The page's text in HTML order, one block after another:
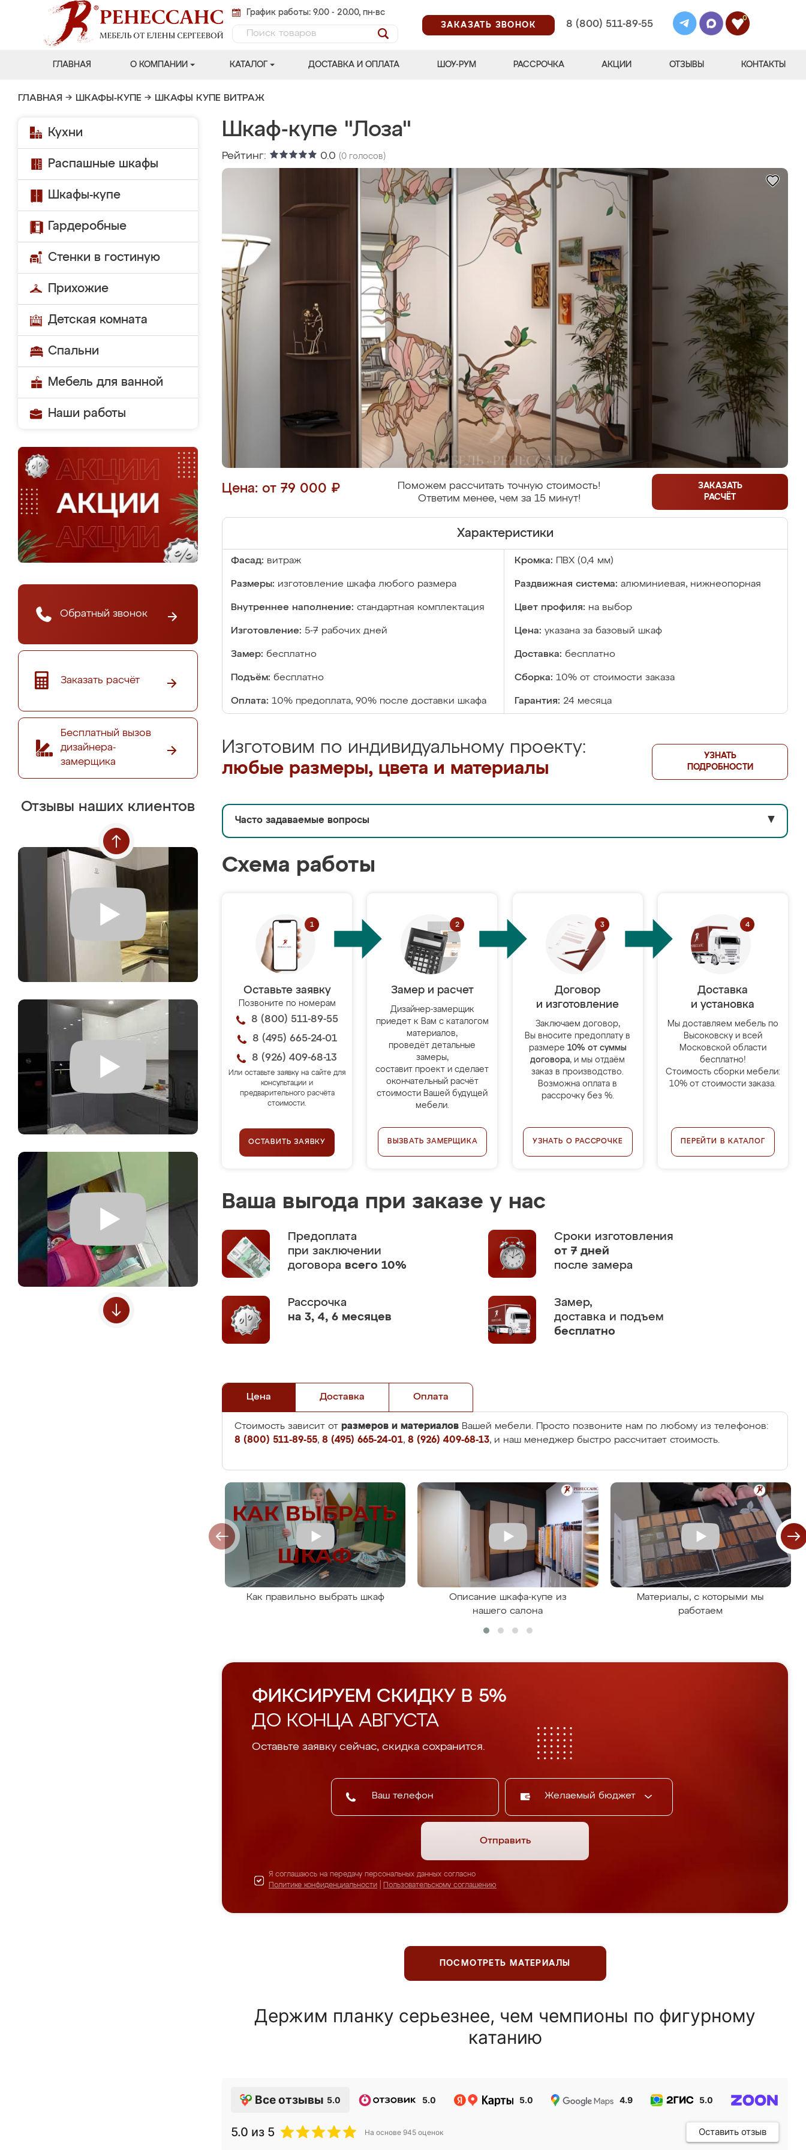
График работы: 9.00 - 20.00, пн-вс
ЗАКАЗАТЬ ЗВОНОК
8 (800) 511-89-55
0
ГЛАВНАЯ О КОМПАНИИ КАТАЛОГ ДОСТАВКА И ОПЛАТА ШОУ-РУМ РАССРОЧКА АКЦИИ ОТЗЫВЫ КОНТАКТЫ
ГЛАВНАЯ → ШКАФЫ-КУПЕ → ШКАФЫ КУПЕ ВИТРАЖ
Кухни
Распашные шкафы
Шкафы-купе
Гардеробные
Стенки в гостиную
Прихожие
Детская комната
Спальни
Мебель для ванной
Наши работы
Обратный звонок
Заказать расчёт
Бесплатный вызов
дизайнера-
замерщика
Отзывы наших клиентов
Шкаф-купе "Лоза"
Рейтинг: 0.0 (0 голосов)
Цена: от 79 000 ₽
Поможем рассчитать точную стоимость!
Ответим менее, чем за 15 минут!
ЗАКАЗАТЬ
РАСЧЁТ
Характеристики
Фасад: витраж Кромка: ПВХ (0,4 мм)
Размеры: изготовление шкафа любого размера Раздвижная система: алюминиевая, нижнеопорная
Внутреннее наполнение: стандартная комплектация Цвет профиля: на выбор
Изготовление: 5-7 рабочих дней Цена: указана за базовый шкаф
Замер: бесплатно Доставка: бесплатно
Подъём: бесплатно Сборка: 10% от стоимости заказа
Оплата: 10% предоплата, 90% после доставки шкафа Гарантия: 24 месяца
Изготовим по индивидуальному проекту:
любые размеры, цвета и материалы
УЗНАТЬ
ПОДРОБНОСТИ
Часто задаваемые вопросы ▼
Схема работы
Оставьте заявку
Позвоните по номерам
8 (800) 511-89-55
8 (495) 665-24-01
8 (926) 409-68-13
Или оставьте заявку на сайте для
консультации и
предварительного расчёта
стоимости.
ОСТАВИТЬ ЗАЯВКУ
Замер и расчет
Дизайнер-замерщик
приедет к Вам с каталогом
материалов,
проведёт детальные
замеры,
составит проект и сделает
окончательный расчёт
стоимости Вашей будущей
мебели.
ВЫЗВАТЬ ЗАМЕРЩИКА
Договор
и изготовление
Заключаем договор,
Вы вносите предоплату в
размере 10% от суммы
договора, и мы отдаём
заказ в производство.
Возможна оплата в
рассрочку без %.
УЗНАТЬ О РАССРОЧКЕ
Доставка
и установка
Мы доставляем мебель по
Высоковску и всей
Московской области
бесплатно!
Стоимость сборки мебели:
10% от стоимости заказа.
ПЕРЕЙТИ В КАТАЛОГ
Ваша выгода при заказе у нас
Предоплата
при заключении
договора всего 10%
Сроки изготовления
от 7 дней
после замера
Рассрочка
на 3, 4, 6 месяцев
Замер,
доставка и подъем
бесплатно
Цена Доставка Оплата
Стоимость зависит от размеров и материалов Вашей мебели. Просто позвоните нам по любому из телефонов:
8 (800) 511-89-55, 8 (495) 665-24-01, 8 (926) 409-68-13, и наш менеджер быстро рассчитает стоимость.
Как правильно выбрать шкаф
Описание шкафа-купе из
нашего салона
Материалы, с которыми мы
работаем
ФИКСИРУЕМ СКИДКУ В 5%
ДО КОНЦА АВГУСТА
Оставьте заявку сейчас, скидка сохранится.
Желаемый бюджет
Отправить
Я соглашаюсь на передачу персональных данных согласно
Политике конфиденциальности
Пользовательскому соглашению
ПОСМОТРЕТЬ МАТЕРИАЛЫ
Держим планку серьезнее, чем чемпионы по фигурному
катанию
Все отзывы 5.0 5.0 5.0 4.9 5.0
5.0 из 5 На основе 945 оценок Оставить отзыв